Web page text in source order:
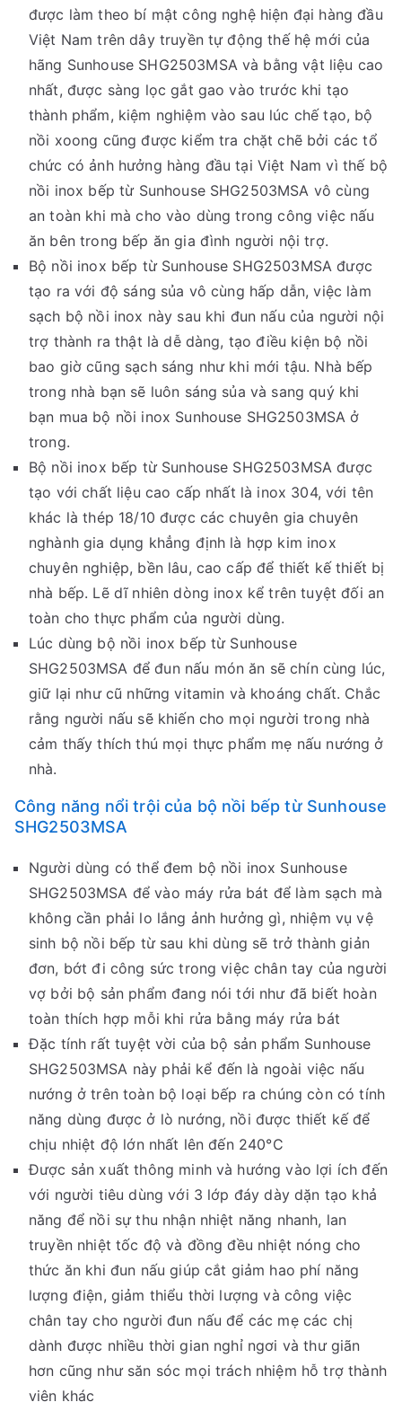
được làm theo bí mật công nghệ hiện đại hàng đầu
Việt Nam trên dây truyền tự động thế hệ mới của
hãng Sunhouse SHG2503MSA và bằng vật liệu cao
nhất, được sàng lọc gắt gao vào trước khi tạo
thành phẩm, kiệm nghiệm vào sau lúc chế tạo, bộ
nồi xoong cũng được kiểm tra chặt chẽ bởi các tổ
chức có ảnh hưởng hàng đầu tại Việt Nam vì thế bộ
nồi inox bếp từ Sunhouse SHG2503MSA vô cùng
an toàn khi mà cho vào dùng trong công việc nấu
ăn bên trong bếp ăn gia đình người nội trợ.
Bộ nồi inox bếp từ Sunhouse SHG2503MSA được
tạo ra với độ sáng sủa vô cùng hấp dẫn, việc làm
sạch bộ nồi inox này sau khi đun nấu của người nội
trợ thành ra thật là dễ dàng, tạo điều kiện bộ nồi
bao giờ cũng sạch sáng như khi mới tậu. Nhà bếp
trong nhà bạn sẽ luôn sáng sủa và sang quý khi
bạn mua bộ nồi inox Sunhouse SHG2503MSA ở
trong.
Bộ nồi inox bếp từ Sunhouse SHG2503MSA được
tạo với chất liệu cao cấp nhất là inox 304, với tên
khác là thép 18/10 được các chuyên gia chuyên
nghành gia dụng khẳng định là hợp kim inox
chuyên nghiệp, bền lâu, cao cấp để thiết kế thiết bị
nhà bếp. Lẽ dĩ nhiên dòng inox kể trên tuyệt đối an
toàn cho thực phẩm của người dùng.
Lúc dùng bộ nồi inox bếp từ Sunhouse
SHG2503MSA để đun nấu món ăn sẽ chín cùng lúc,
giữ lại như cũ những vitamin và khoáng chất. Chắc
rằng người nấu sẽ khiến cho mọi người trong nhà
cảm thấy thích thú mọi thực phẩm mẹ nấu nướng ở
nhà.
Công năng nổi trội của bộ nồi bếp từ Sunhouse
SHG2503MSA
Người dùng có thể đem bộ nồi inox Sunhouse
SHG2503MSA để vào máy rửa bát để làm sạch mà
không cần phải lo lắng ảnh hưởng gì, nhiệm vụ vệ
sinh bộ nồi bếp từ sau khi dùng sẽ trở thành giản
đơn, bớt đi công sức trong việc chân tay của người
vợ bởi bộ sản phẩm đang nói tới như đã biết hoàn
toàn thích hợp mỗi khi rửa bằng máy rửa bát
Đặc tính rất tuyệt vời của bộ sản phẩm Sunhouse
SHG2503MSA này phải kể đến là ngoài việc nấu
nướng ở trên toàn bộ loại bếp ra chúng còn có tính
năng dùng được ở lò nướng, nồi được thiết kế để
chịu nhiệt độ lớn nhất lên đến 240°C
Được sản xuất thông minh và hướng vào lợi ích đến
với người tiêu dùng với 3 lớp đáy dày dặn tạo khả
năng để nồi sự thu nhận nhiệt năng nhanh, lan
truyền nhiệt tốc độ và đồng đều nhiệt nóng cho
thức ăn khi đun nấu giúp cắt giảm hao phí năng
lượng điện, giảm thiểu thời lượng và công việc
chân tay cho người đun nấu để các mẹ các chị
dành được nhiều thời gian nghỉ ngơi và thư giãn
hơn cũng như săn sóc mọi trách nhiệm hỗ trợ thành
viên khác